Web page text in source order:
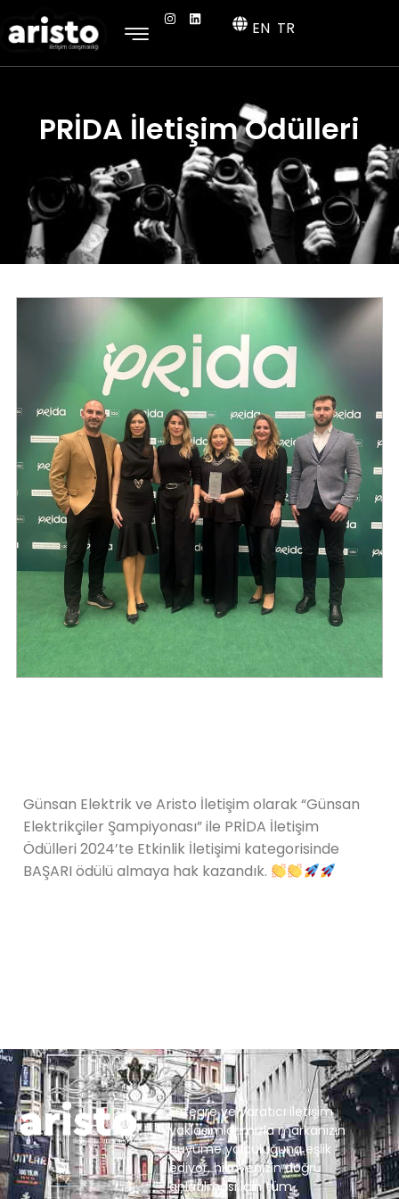
EN TR
PRİDA İletişim Ödülleri
Günsan Elektrik ve Aristo İletişim olarak “Günsan
Elektrikçiler Şampiyonası” ile PRİDA İletişim
Ödülleri 2024’te Etkinlik İletişimi kategorisinde
BAŞARI ödülü almaya hak kazandık.
Entegre ve yaratıcı iletişim
yaklaşımlarımızla markanızın
büyüme yolculuğuna eşlik
ediyor, hikayenizin doğru
anlatılması için tüm